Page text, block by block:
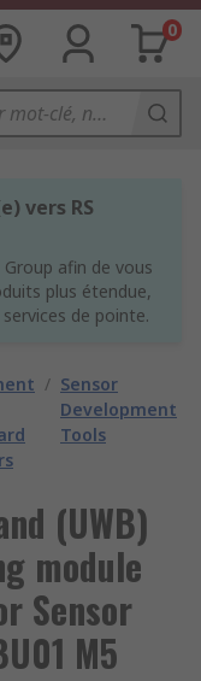
0
vers RS
afin de vous
plus étendue,
de pointe.
/ Sensor
Development
Tools
(UWB)
module
Sensor
M5